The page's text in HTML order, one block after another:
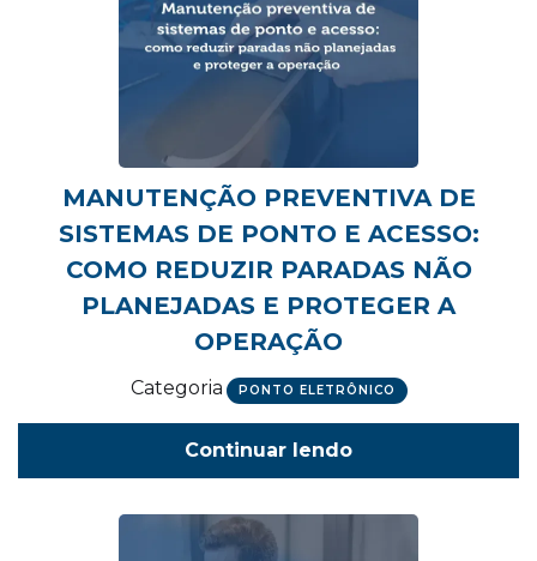
MANUTENÇÃO PREVENTIVA DE
SISTEMAS DE PONTO E ACESSO:
COMO REDUZIR PARADAS NÃO
PLANEJADAS E PROTEGER A
OPERAÇÃO
Categoria PONTO ELETRÔNICO
Continuar lendo